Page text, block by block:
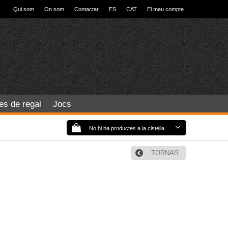
Qui som On som Contactar ES CAT El meu compte
de regal Jocs
No hi ha productes a la cistella
TORNAR